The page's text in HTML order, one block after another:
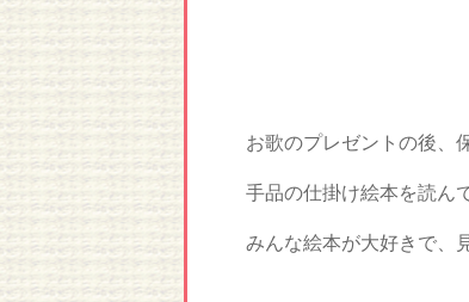
お歌のプレゼントの後、
手品の仕掛け絵本を読ん
みんな絵本が大好きで、